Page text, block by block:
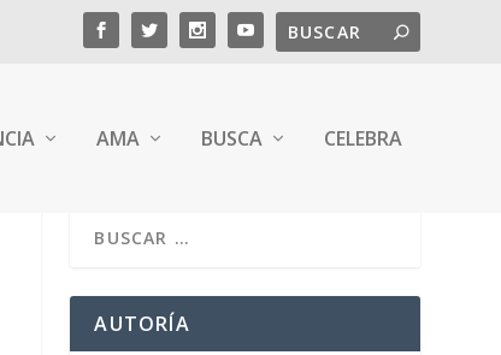
AMA BUSCA CELEBRA
AUTORÍA